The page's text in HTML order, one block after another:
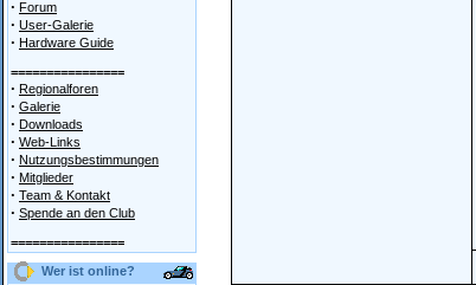
· Forum
· User-Galerie
· Hardware Guide
================
· Regionalforen
· Galerie
· Downloads
· Web-Links
· Nutzungsbestimmungen
· Mitglieder
· Team & Kontakt
· Spende an den Club
================
Wer ist online?